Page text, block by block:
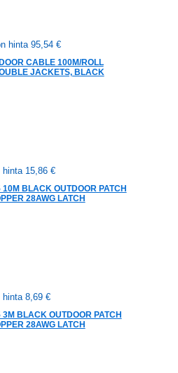
hinta 95,54 €
CABLE 100M/ROLL
JACKETS, BLACK
hinta 15,86 €
BLACK OUTDOOR PATCH
28AWG LATCH
hinta 8,69 €
BLACK OUTDOOR PATCH
28AWG LATCH